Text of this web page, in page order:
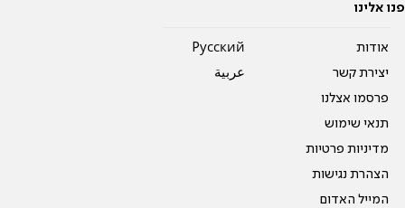
פנו אלינו
אודות
יצירת קשר
פרסמו אצלנו
תנאי שימוש
מדיניות פרטיות
הצהרת נגישות
המייל האדום
Pусский
عربية